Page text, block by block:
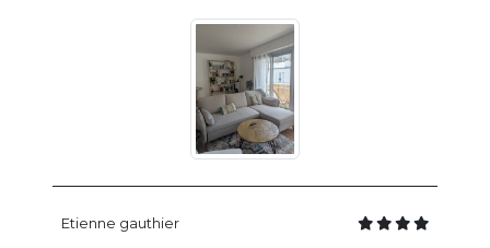
Etienne gauthier